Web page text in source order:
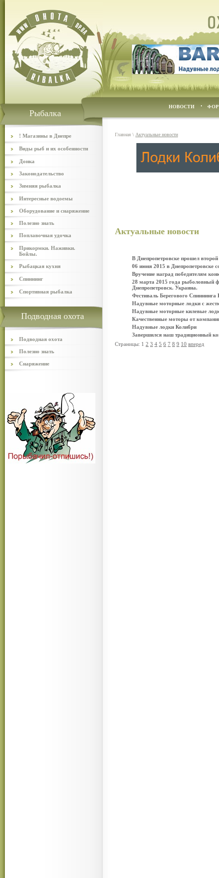
Рыбалка
НОВОСТИ
! Магазины в Днепре
Виды рыб и их особенности
Донка
Законодательство
Зимняя рыбалка
Интересные водоемы
Оборудование и снаряжение
Полезно знать
Поплавочная удочка
Прикормки. Наживки.
Бойлы.
Рыбацкая кухня
Спиннинг
Спортивная рыбалка
Подводная охота
Подводная охота
Полезно знать
Снаряжение
Главная \ Актуальные новости
Актуальные новости
В Днепропетровске прошел
06 июня 2015 в Днепропетровске
Вручение наград победителям
28 марта 2015 года рыболовный
Днепропетровск. Украина.
Фестиваль Берегового
Надувные моторные лодки с
Надувные моторные килевые
Качественные моторы от
Надувные лодки Колибри
Завершился наш традиционный
Страницы: 1 2 3 4 5 6 7 8 9 10 вперед